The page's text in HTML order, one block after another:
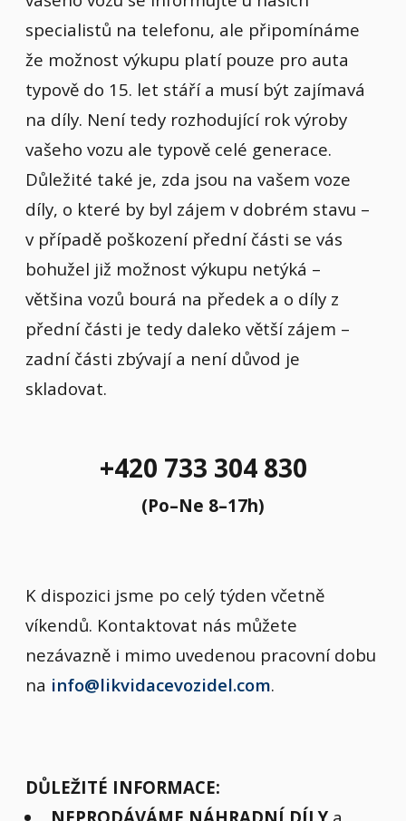
specialistů na telefonu, ale připomínáme
že možnost výkupu platí pouze pro auta
typově do 15. let stáří a musí být zajímavá
na díly. Není tedy rozhodující rok výroby
vašeho vozu ale typově celé generace.
Důležité také je, zda jsou na vašem voze
díly, o které by byl zájem v dobrém stavu –
v případě poškození přední části se vás
bohužel již možnost výkupu netýká –
většina vozů bourá na předek a o díly z
přední části je tedy daleko větší zájem –
zadní části zbývají a není důvod je
skladovat.
+420 733 304 830
(Po–Ne 8–17h)
K dispozici jsme po celý týden včetně
víkendů. Kontaktovat nás můžete
nezávazně i mimo uvedenou pracovní dobu
na info@likvidacevozidel.com.
DŮLEŽITÉ INFORMACE: